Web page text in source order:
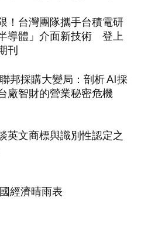
！台灣團隊攜手台積電研
導體」介面新技術 登上
刊
邦採購大變局：剖析 AI採
廠智財的營業秘密危機
英文商標與識別性認定之
經濟晴雨表